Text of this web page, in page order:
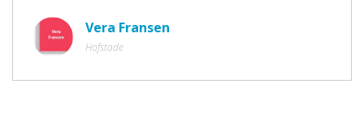
Vera Fransen
Hofstade